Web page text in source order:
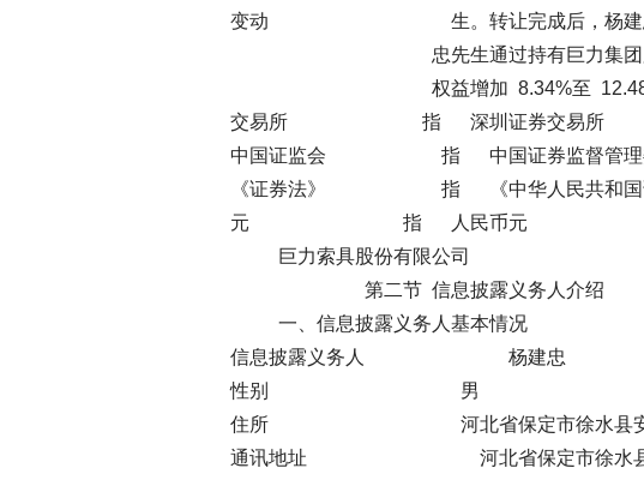
变动 生。转让完成后，杨建忠先
忠先生通过持有巨力集团股份而
权益增加 8.34%至
交易所 指 深圳证券交易所
中国证监会 指 中国证券监督管理
《证券法》 指 《中华人民共和国证
元 指 人民币元
巨力索具股份有限公司 简
第二节 信息披露义务人介绍
一、信息披露义务人基本情况
信息披露义务人 杨建忠
性别 男
住所 河北省保定市徐水县安肃镇
通讯地址 河北省保定市徐水县安肃